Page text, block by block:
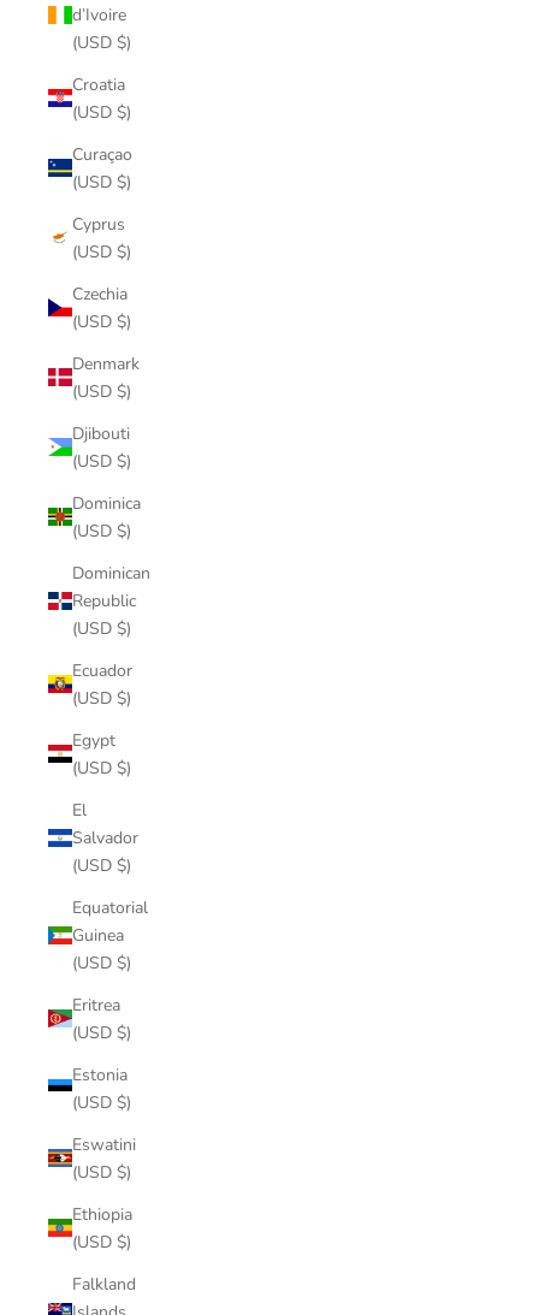
d’Ivoire
(USD $)
Croatia
(USD $)
Curaçao
(USD $)
Cyprus
(USD $)
Czechia
(USD $)
Denmark
(USD $)
Djibouti
(USD $)
Dominica
(USD $)
Dominican
Republic
(USD $)
Ecuador
(USD $)
Egypt
(USD $)
El
Salvador
(USD $)
Equatorial
Guinea
(USD $)
Eritrea
(USD $)
Estonia
(USD $)
Eswatini
(USD $)
Ethiopia
(USD $)
Falkland